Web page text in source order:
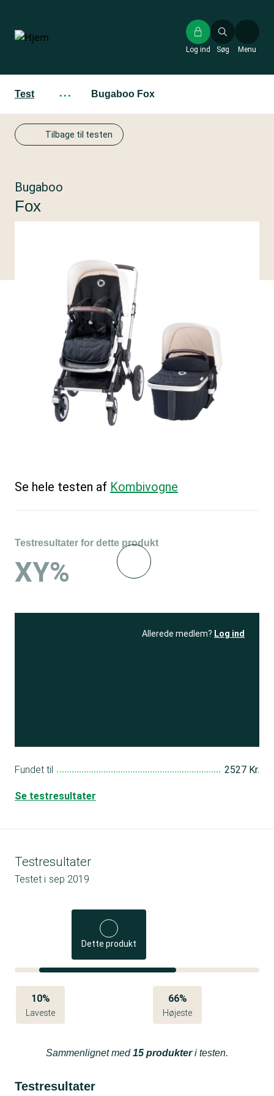
hovedindhold
Søg
Log ind Menu
Test ··· Bugaboo Fox
Tilbage til testen
Bugaboo
Fox
Se hele testen af Kombivogne
Testresultater for dette produkt
XY%
Allerede medlem? Log ind
Fundet til 2527 Kr.
Se testresultater
Testresultater
Testet i sep 2019
Dette produkt
10%
Laveste
66%
Højeste
Sammenlignet med15 produkteri testen.
Testresultater